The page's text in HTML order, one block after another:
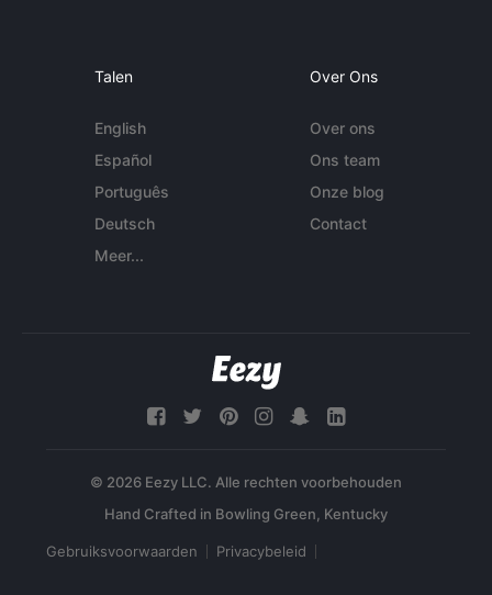
Talen
English
Español
Português
Deutsch
Meer...
Over Ons
Over ons
Ons team
Onze blog
Contact
© 2026 Eezy LLC. Alle rechten voorbehouden
Gebruiksvoorwaarden Privacybeleid